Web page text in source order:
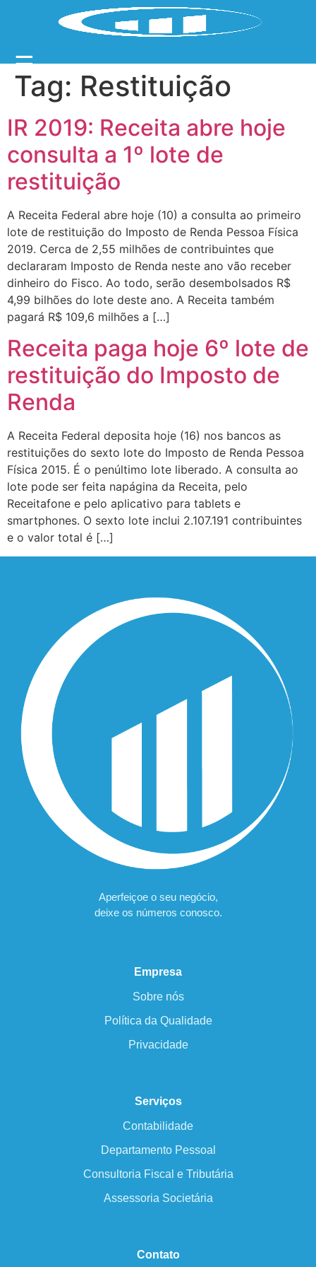
☰
Tag: Restituição
IR 2019: Receita abre hoje
consulta a 1º lote de
restituição
A Receita Federal abre hoje (10) a consulta ao primeiro
lote de restituição do Imposto de Renda Pessoa Física
2019. Cerca de 2,55 milhões de contribuintes que
declararam Imposto de Renda neste ano vão receber
dinheiro do Fisco. Ao todo, serão desembolsados R$
4,99 bilhões do lote deste ano. A Receita também
pagará R$ 109,6 milhões a […]
Receita paga hoje 6º lote de
restituição do Imposto de
Renda
A Receita Federal deposita hoje (16) nos bancos as
restituições do sexto lote do Imposto de Renda Pessoa
Física 2015. É o penúltimo lote liberado. A consulta ao
lote pode ser feita napágina da Receita, pelo
Receitafone e pelo aplicativo para tablets e
smartphones. O sexto lote inclui 2.107.191 contribuintes
e o valor total é […]
Aperfeiçoe o seu negócio,
deixe os números conosco.
Empresa
Sobre nós
Política da Qualidade
Privacidade
Serviços
Contabilidade
Departamento Pessoal
Consultoria Fiscal e Tributária
Assessoria Societária
Contato